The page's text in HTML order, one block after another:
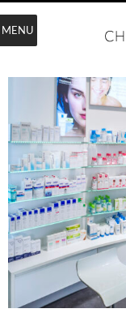
MENU